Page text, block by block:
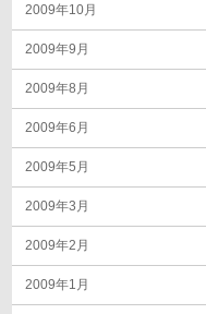
2009年10月
2009年9月
2009年8月
2009年6月
2009年5月
2009年3月
2009年2月
2009年1月